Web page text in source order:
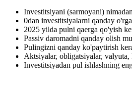
Investitsiyani (sarmoyani)
0dan investitsiyalarni qanday
2025 yilda pulni qaerga qo'yish
Passiv daromadni qanday olish
Pulingizni qanday ko'paytirish
Aktsiyalar, obligatsiyalar, valyuta,
Investitsiyadan pul ishlashning